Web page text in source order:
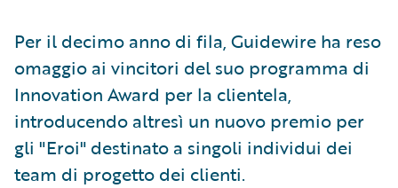
Per il decimo anno di fila, Guidewire ha reso
omaggio ai vincitori del suo programma di
Innovation Award per la clientela,
introducendo altresì un nuovo premio per
gli "Eroi" destinato a singoli individui dei
team di progetto dei clienti.